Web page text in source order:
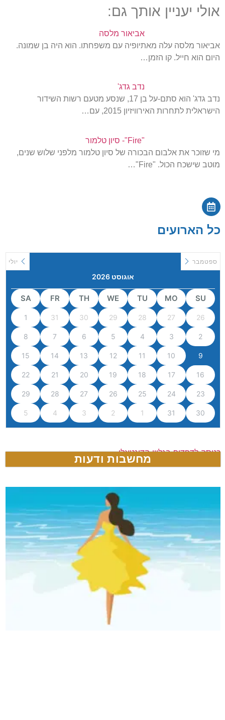
אולי יעניין אותך גם:
אביאור מלסה
אביאור מלסה עלה מאתיופיה עם משפחתו. הוא היה בן שמונה.
היום הוא חייל. קו הזמן…
נדב גדג'
נדב גדג' הוא סתם-על בן 17, שנסע מטעם רשות השידור
הישראלית לתחרות האירוויזיון 2015, עם…
"Fire"- סיון טלמור
מי שזוכר את אלבום הבכורה של סיון טלמור מלפני שלוש שנים,
מוטב שישכח הכול. "Fire"…
כל הארועים
יולי
אוגוסט 2026
ספטמבר
SU
MO
TU
WE
TH
FR
SA
26
27
28
29
30
31
1
2
3
4
5
6
7
8
9
10
11
12
13
14
15
16
17
18
19
20
21
22
23
24
25
26
27
28
29
30
31
1
2
3
4
5
כניסה לדפדוף בגליון הדיגטאלי
מחשבות ודעות